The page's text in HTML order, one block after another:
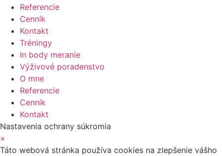
Referencie
Cenník
Kontakt
Tréningy
In body meranie
Výživové poradenstvo
O mne
Referencie
Cenník
Kontakt
Nastavenia ochrany súkromia
×
Táto webová stránka používa cookies na zlepšenie vášho